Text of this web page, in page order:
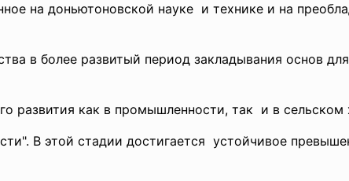
на доньютоновской науке и технике и на
в более развитый период закладывания основ
развития как в промышленности, так и в
В этой стадии достигается устойчивое